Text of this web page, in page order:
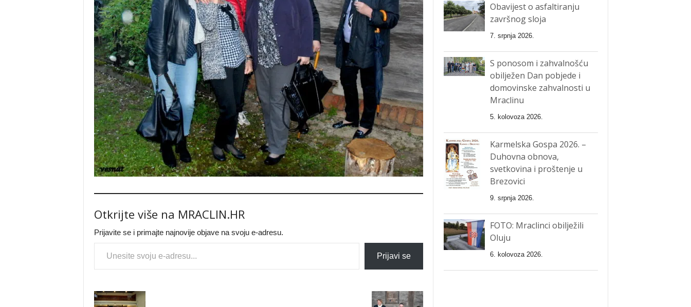
Otkrijte više na MRACLIN.HR
Prijavite se i primajte najnovije objave na svoju e-adresu.
Type your email…
Prijavi se
Obavijest o asfaltiranju
završnog sloja
7. srpnja 2026.
S ponosom i zahvalnošću
obilježen Dan pobjede i
domovinske zahvalnosti u
Mraclinu
5. kolovoza 2026.
Karmelska Gospa 2026. –
Duhovna obnova,
svetkovina i proštenje u
Brezovici
9. srpnja 2026.
FOTO: Mraclinci obilježili
Oluju
6. kolovoza 2026.